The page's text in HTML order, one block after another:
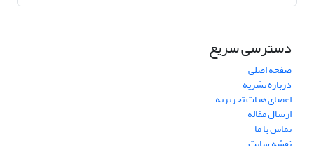
دسترسی سریع
صفحه اصلی
درباره نشریه
اعضای هیات تحریریه
ارسال مقاله
تماس با ما
نقشه سایت